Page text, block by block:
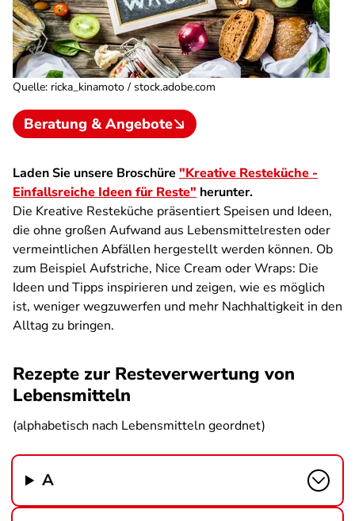
Quelle: ricka_kinamoto / stock.adobe.com
Beratung & Angebote
Laden Sie unsere Broschüre "Kreative Resteküche -
Einfallsreiche Ideen für Reste" herunter.
Die Kreative Resteküche präsentiert Speisen und Ideen,
die ohne großen Aufwand aus Lebensmittelresten oder
vermeintlichen Abfällen hergestellt werden können. Ob
zum Beispiel Aufstriche, Nice Cream oder Wraps: Die
Ideen und Tipps inspirieren und zeigen, wie es möglich
ist, weniger wegzuwerfen und mehr Nachhaltigkeit in den
Alltag zu bringen.
Rezepte zur Resteverwertung von
Lebensmitteln
(alphabetisch nach Lebensmitteln geordnet)
A